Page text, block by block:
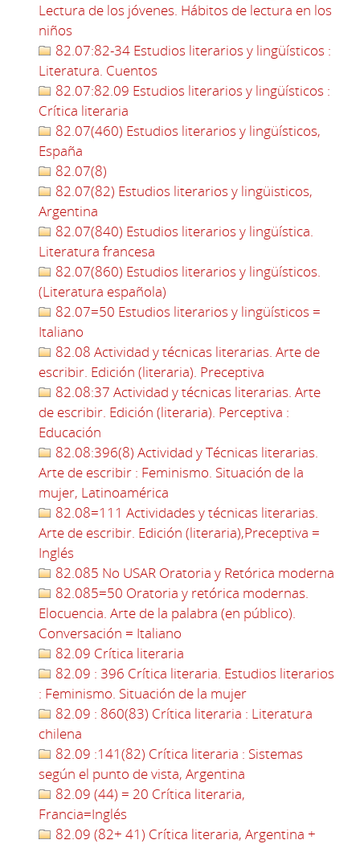
Lectura de los jóvenes. Hábitos de lectura en los
niños
82.07:82-34 Estudios literarios y lingüísticos :
Literatura. Cuentos
82.07:82.09 Estudios literarios y lingüísticos :
Crítica literaria
82.07(460) Estudios literarios y lingüísticos,
España
82.07(8)
82.07(82) Estudios literarios y lingüisticos,
Argentina
82.07(840) Estudios literarios y lingüística.
Literatura francesa
82.07(860) Estudios literarios y lingüísticos.
(Literatura española)
82.07=50 Estudios literarios y lingüísticos =
Italiano
82.08 Actividad y técnicas literarias. Arte de
escribir. Edición (literaria). Preceptiva
82.08:37 Actividad y técnicas literarias. Arte
de escribir. Edición (literaria). Perceptiva :
Educación
82.08:396(8) Actividad y Técnicas literarias.
Arte de escribir : Feminismo. Situación de la
mujer, Latinoamérica
82.08=111 Actividades y técnicas literarias.
Arte de escribir. Edición (literaria),Preceptiva =
Inglés
82.085 No USAR Oratoria y Retórica moderna
82.085=50 Oratoria y retórica modernas.
Elocuencia. Arte de la palabra (en público).
Conversación = Italiano
82.09 Crítica literaria
82.09 : 396 Crítica literaria. Estudios literarios
: Feminismo. Situación de la mujer
82.09 : 860(83) Crítica literaria : Literatura
chilena
82.09 :141(82) Crítica literaria : Sistemas
según el punto de vista, Argentina
82.09 (44) = 20 Crítica literaria,
Francia=Inglés
82.09 (82+ 41) Crítica literaria, Argentina +